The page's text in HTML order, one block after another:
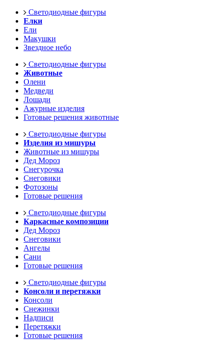
Светодиодные фигуры
Елки
Ели
Макушки
Звездное небо
Светодиодные фигуры
Животные
Олени
Медведи
Лошади
Ажурные изделия
Готовые решения животные
Светодиодные фигуры
Изделия из мишуры
Животные из мишуры
Дед Мороз
Снегурочка
Снеговики
Фотозоны
Готовые решения
Светодиодные фигуры
Каркасные композиции
Дед Мороз
Снеговики
Ангелы
Сани
Готовые решения
Светодиодные фигуры
Консоли и перетяжки
Консоли
Снежинки
Надписи
Перетяжки
Готовые решения